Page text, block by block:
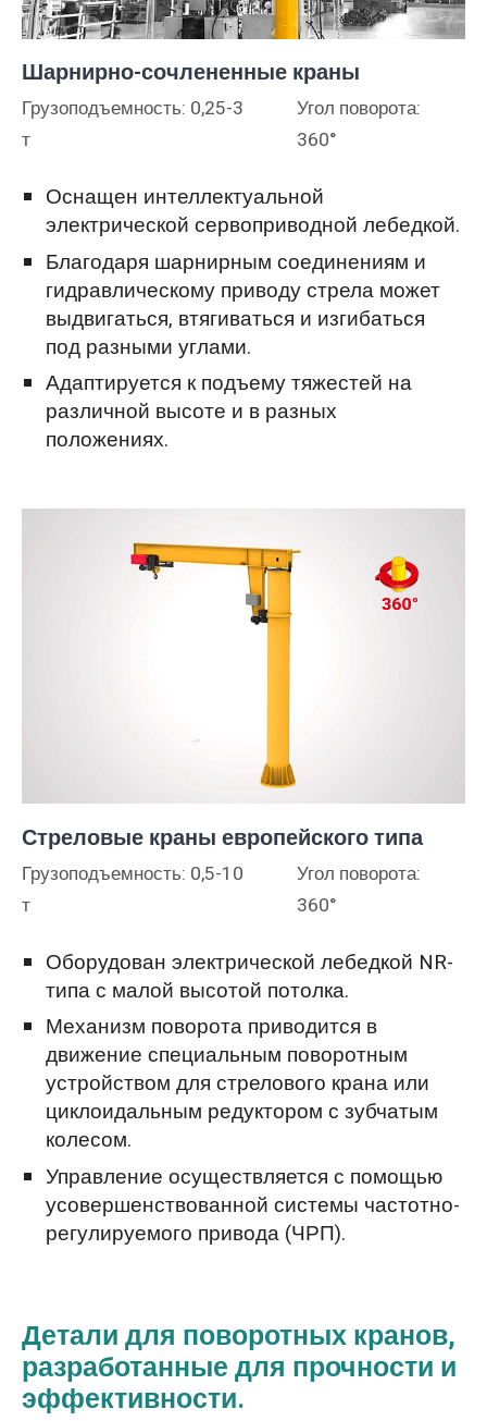
Шарнирно-сочлененные краны
Грузоподъемность: 0,25-3
т
Угол поворота:
360°
Оснащен интеллектуальной
электрической сервоприводной лебедкой.
Благодаря шарнирным соединениям и
гидравлическому приводу стрела может
выдвигаться, втягиваться и изгибаться
под разными углами.
Адаптируется к подъему тяжестей на
различной высоте и в разных
положениях.
Стреловые краны европейского типа
Грузоподъемность: 0,5-10
т
Угол поворота:
360°
Оборудован электрической лебедкой NR-
типа с малой высотой потолка.
Механизм поворота приводится в
движение специальным поворотным
устройством для стрелового крана или
циклоидальным редуктором с зубчатым
колесом.
Управление осуществляется с помощью
усовершенствованной системы частотно-
регулируемого привода (ЧРП).
Детали для поворотных кранов,
разработанные для прочности и
эффективности.